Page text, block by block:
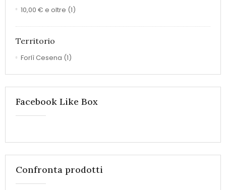
10,00 € e oltre (1)
Territorio
Forlì Cesena (1)
Facebook Like Box
Confronta prodotti